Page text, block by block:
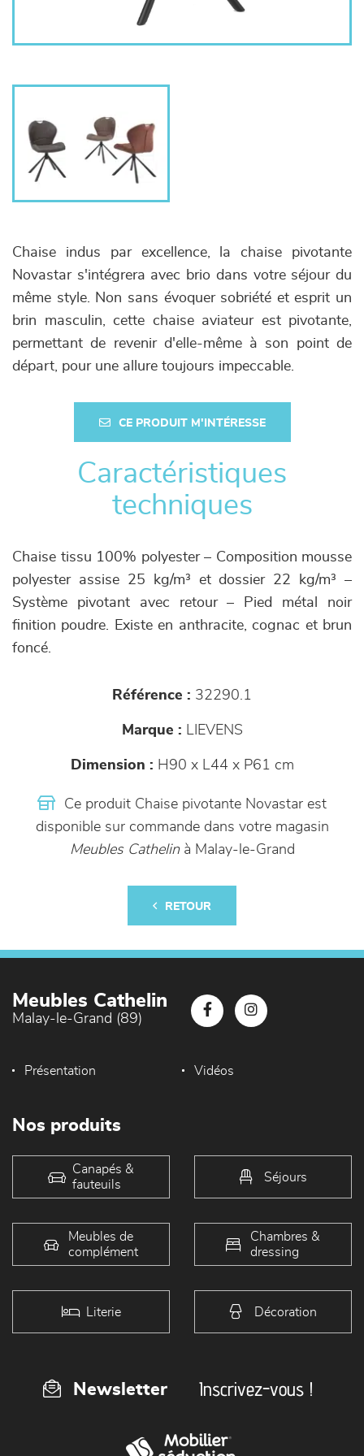
Chaise indus par excellence, la chaise pivotante
Novastar s'intégrera avec brio dans votre séjour du
même style. Non sans évoquer sobriété et esprit un
brin masculin, cette chaise aviateur est pivotante,
permettant de revenir d'elle-même à son point de
départ, pour une allure toujours impeccable.
CE PRODUIT M'INTÉRESSE
Caractéristiques
techniques
Chaise tissu 100% polyester – Composition mousse
polyester assise 25 kg/m³ et dossier 22 kg/m³ –
Système pivotant avec retour – Pied métal noir
finition poudre. Existe en anthracite, cognac et brun
foncé.
Référence : 32290.1
Marque : LIEVENS
Dimension : H90 x L44 x P61 cm
Ce produit Chaise pivotante Novastar est
disponible sur commande dans votre magasin
Meubles Cathelinà Malay-le-Grand
RETOUR
Meubles Cathelin
Malay-le-Grand (89)
Présentation Vidéos
Nos produits
Canapés &
fauteuils
Séjours
Meubles de
complément
Chambres &
dressing
Literie Décoration
Newsletter Inscrivez-vous !